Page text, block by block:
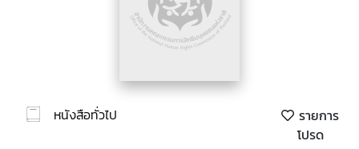
หนังสือทั่วไป
รายการ
โปรด